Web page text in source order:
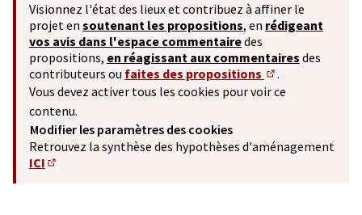
Visionnez l'état des lieux et contribuez à affiner le
projet en soutenant les propositions, en rédigeant
vos avis dans l'espace commentairedes
propositions, en réagissant aux commentaires des
contributeurs ou faites des propositions
(S'ouvre dans
.
Vous devez activer tous les cookies pour voir ce
contenu.
Modifier les paramètres des cookies
Retrouvez la synthèse des hypothèses d'aménagement
ICI